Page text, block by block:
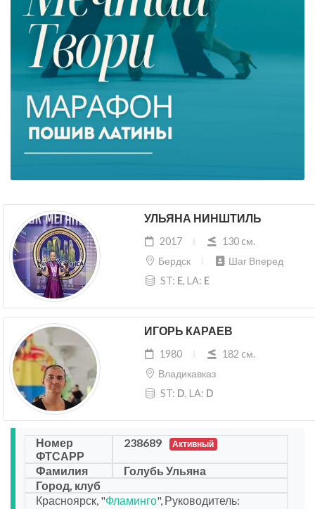
УЛЬЯНА НИНШТИЛЬ
2017
130 cм.
Бердск
Шаг Вперед
ST: E, LA: E
ИГОРЬ КАРАЕВ
1980
182 cм.
Владикавказ
ST: D, LA: D
Номер
ФТСАРР
238689 Активный
Фамилия
Голубь Ульяна
Город, клуб
Красноярск, "Фламинго", Руководитель: